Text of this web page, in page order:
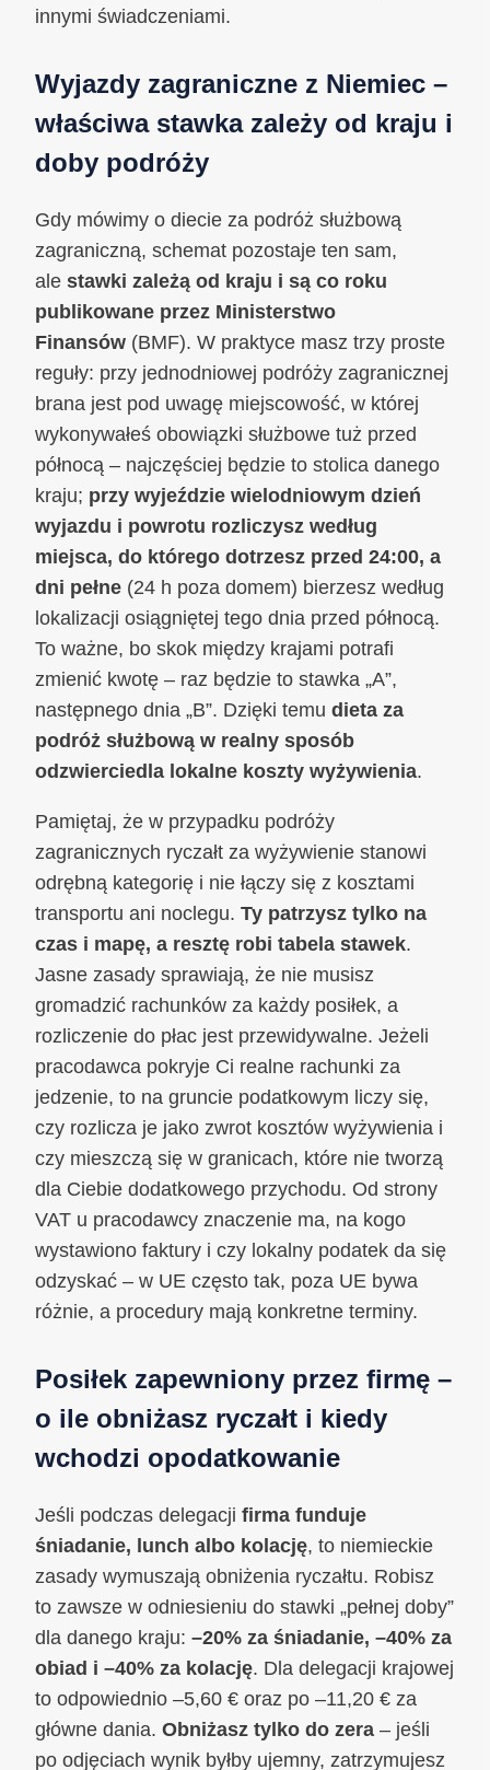
innymi świadczeniami.
Wyjazdy zagraniczne z Niemiec –
właściwa stawka zależy od kraju i
doby podróży
Gdy mówimy o diecie za podróż służbową
zagraniczną, schemat pozostaje ten sam,
ale stawki zależą od kraju i są co roku
publikowane przez Ministerstwo
Finansów (BMF). W praktyce masz trzy proste
reguły: przy jednodniowej podróży zagranicznej
brana jest pod uwagę miejscowość, w której
wykonywałeś obowiązki służbowe tuż przed
północą – najczęściej będzie to stolica danego
kraju; przy wyjeździe wielodniowym dzień
wyjazdu i powrotu rozliczysz według
miejsca, do którego dotrzesz przed 24:00, a
dni pełne (24 h poza domem) bierzesz według
lokalizacji osiągniętej tego dnia przed północą.
To ważne, bo skok między krajami potrafi
zmienić kwotę – raz będzie to stawka „A”,
następnego dnia „B”. Dzięki temu dieta za
podróż służbową w realny sposób
odzwierciedla lokalne koszty wyżywienia.
Pamiętaj, że w przypadku podróży
zagranicznych ryczałt za wyżywienie stanowi
odrębną kategorię i nie łączy się z kosztami
transportu ani noclegu. Ty patrzysz tylko na
czas i mapę, a resztę robi tabela stawek.
Jasne zasady sprawiają, że nie musisz
gromadzić rachunków za każdy posiłek, a
rozliczenie do płac jest przewidywalne. Jeżeli
pracodawca pokryje Ci realne rachunki za
jedzenie, to na gruncie podatkowym liczy się,
czy rozlicza je jako zwrot kosztów wyżywienia i
czy mieszczą się w granicach, które nie tworzą
dla Ciebie dodatkowego przychodu. Od strony
VAT u pracodawcy znaczenie ma, na kogo
wystawiono faktury i czy lokalny podatek da się
odzyskać – w UE często tak, poza UE bywa
różnie, a procedury mają konkretne terminy.
Posiłek zapewniony przez firmę –
o ile obniżasz ryczałt i kiedy
wchodzi opodatkowanie
Jeśli podczas delegacji firma funduje
śniadanie, lunch albo kolację, to niemieckie
zasady wymuszają obniżenia ryczałtu. Robisz
to zawsze w odniesieniu do stawki „pełnej doby”
dla danego kraju: –20% za śniadanie, –40% za
obiad i –40% za kolację. Dla delegacji krajowej
to odpowiednio –5,60 € oraz po –11,20 € za
główne dania. Obniżasz tylko do zera – jeśli
po odjęciach wynik byłby ujemny, zatrzymujesz